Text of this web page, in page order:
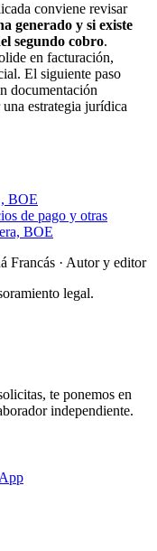
conviene revisar
generado y si existe
segundo cobro.
en facturación,
El siguiente paso
documentación
estrategia jurídica
BOE
de pago y otras
BOE
Francás · Autor y editor
legal.
te ponemos en
independiente.